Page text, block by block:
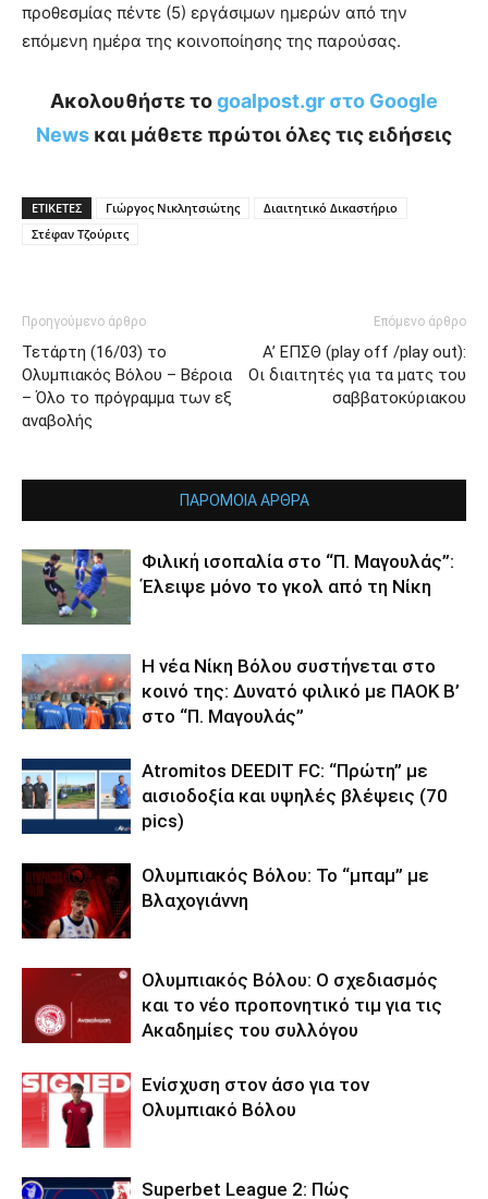
προθεσμίας πέντε (5) εργάσιμων ημερών από την
επόμενη ημέρα της κοινοποίησης της παρούσας.
Ακολουθήστε τοgoalpost.gr στο Google
News και μάθετε πρώτοι όλες τις ειδήσεις
ΕΤΙΚΕΤΕΣ Γιώργος Νικλητσιώτης
Διαιτητικό Δικαστήριο
Στέφαν Τζούριτς
Προηγούμενο άρθρο
Τετάρτη (16/03) το
Ολυμπιακός Βόλου – Βέροια
– Όλο το πρόγραμμα των εξ
αναβολής
Επόμενο άρθρο
Α’ ΕΠΣΘ (play off /play out):
Οι διαιτητές για τα ματς του
σαββατοκύριακου
ΠΑΡΟΜΟΙΑ ΑΡΘΡΑ
Φιλική ισοπαλία στο “Π. Μαγουλάς”:
Έλειψε μόνο το γκολ από τη Νίκη
Η νέα Νίκη Βόλου συστήνεται στο
κοινό της: Δυνατό φιλικό με ΠΑΟΚ Β’
στο “Π. Μαγουλάς”
Atromitos DEEDIT FC: “Πρώτη” με
αισιοδοξία και υψηλές βλέψεις (70
pics)
Ολυμπιακός Βόλου: Το “μπαμ” με
Βλαχογιάννη
Ολυμπιακός Βόλου: Ο σχεδιασμός
και το νέο προπονητικό τιμ για τις
Ακαδημίες του συλλόγου
Ενίσχυση στον άσο για τον
Ολυμπιακό Βόλου
Superbet League 2: Πώς